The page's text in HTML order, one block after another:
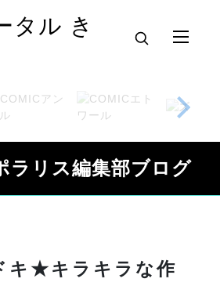
ラリス編集部ブログ
キ★キラキラな作